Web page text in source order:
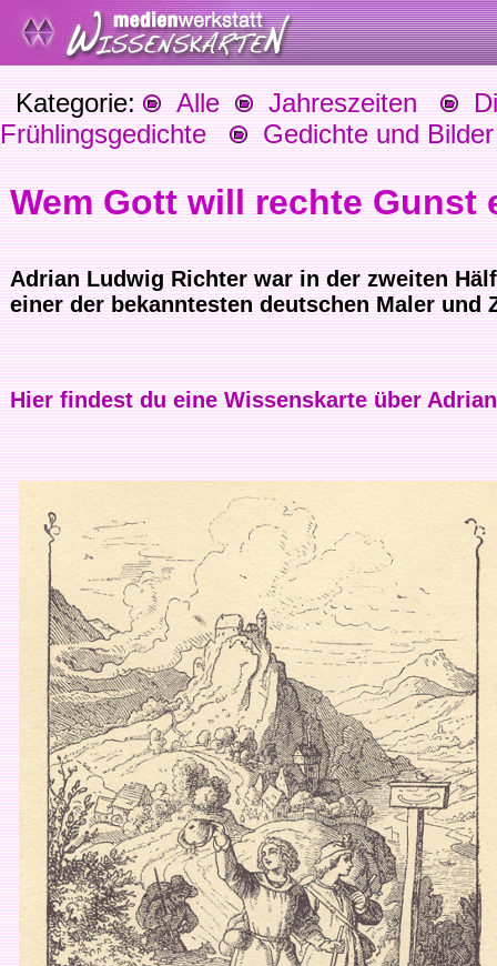
Kategorie: Alle Jahreszeiten
Frühlingsgedichte
Gedichte und Bilder
Wem Gott will rechte Gunst
Adrian Ludwig Richter war in der zweiten
einer der bekanntesten deutschen Maler und
Hier findest du eine Wissenskarte über